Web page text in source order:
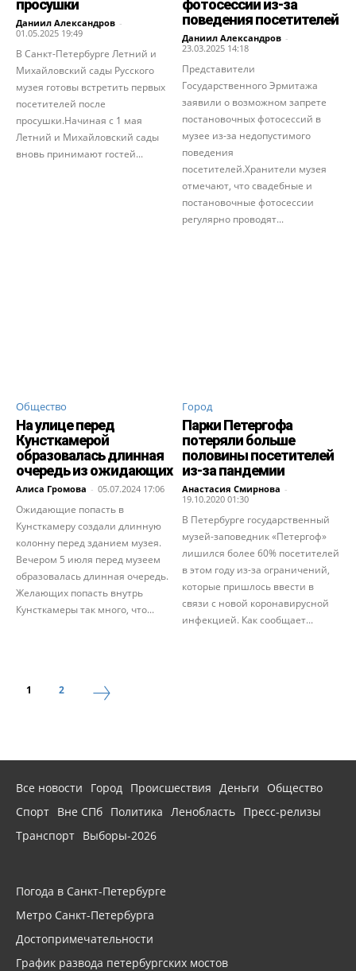
просушки
Даниил Александров -
01.05.2025 19:49
В Санкт-Петербурге Летний и
Михайловский сады Русского
музея готовы встретить первых
посетителей после
просушки.Начиная с 1 мая
Летний и Михайловский сады
вновь принимают гостей...
фотосессии из-за
поведения посетителей
Даниил Александров -
23.03.2025 14:18
Представители
Государственного Эрмитажа
заявили о возможном запрете
постановочных фотосессий в
музее из-за недопустимого
поведения
посетителей.Хранители музея
отмечают, что свадебные и
постановочные фотосессии
регулярно проводят...
Общество
На улице перед
Кунсткамерой
образовалась длинная
очередь из ожидающих
Алиса Громова - 05.07.2024 17:06
Ожидающие попасть в
Кунсткамеру создали длинную
колонну перед зданием музея.
Вечером 5 июля перед музеем
образовалась длинная очередь.
Желающих попасть внутрь
Кунсткамеры так много, что...
Город
Парки Петергофа
потеряли больше
половины посетителей
из-за пандемии
Анастасия Смирнова -
19.10.2020 01:30
В Петербурге государственный
музей-заповедник «Петергоф»
лишился более 60% посетителей
в этом году из-за ограничений,
которые пришлось ввести в
связи с новой коронавирусной
инфекцией. Как сообщает...
1 2
Все новости Город Происшествия Деньги
Общество
Спорт Вне СПб Политика Ленобласть Пресс-релизы
Транспорт Выборы-2026
Погода в Санкт-Петербурге
Метро Санкт-Петербурга
Достопримечательности
График развода петербургских мостов